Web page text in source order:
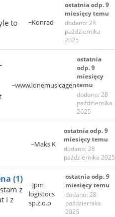
to
~Konrad
ostatnia odp. 9
miesięcy temu
dodano: 28
października
2025
~www.lonemusicagency.pl
ostatnia
odp. 9
miesięcy
temu
dodano: 28
października
2025
~Maks K
ostatnia odp. 9
miesięcy temu
dodano: 28
października 2025
(1)
z
i z
~Jpm
logistocs
sp.z.o.o
ostatnia odp. 9
miesięcy temu
dodano: 28
października
2025